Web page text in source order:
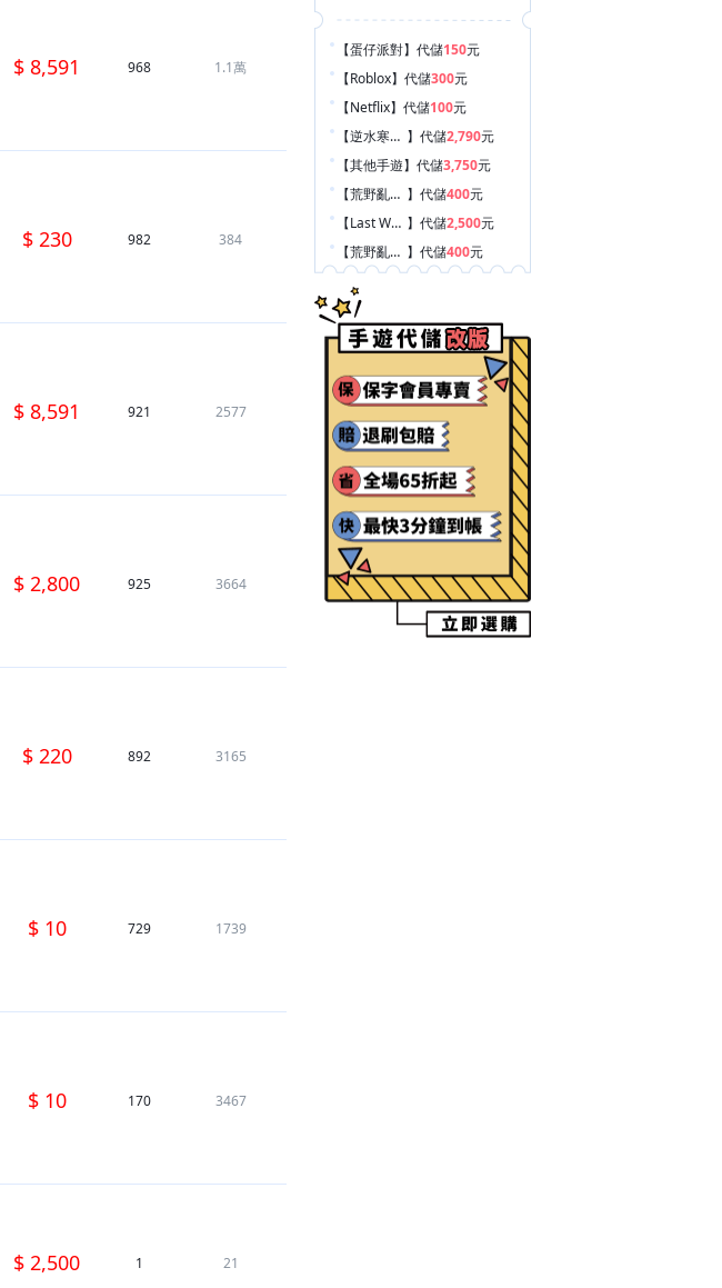
$ 8,591 968 1.1萬
$ 230 982 384
$ 8,591 921 2577
$ 2,800 925 3664
$ 220 892 3165
$ 10 729 1739
$ 10 170 3467
$ 2,500 1 21
【蛋仔派對】 代儲150元
【Roblox】 代儲300元
【Netflix】 代儲100元
【逆水寒手遊 】 代儲2,790元
【其他手遊】 代儲3,750元
【荒野亂鬥 Brawl Stars 】 代儲400元
【Last War:Survival Game 】 代儲2,500元
【荒野亂鬥 Brawl Stars 】 代儲400元
【絕區零
【絕區零】代儲880元
【荒野亂鬥 Brawl Stars 】代儲490 元
【三角洲行動 】代儲580
【逆水寒手遊 】代儲5,640
【Roblox】代儲575元
【逆水寒手遊 】代儲940元
【Clove】代儲65元
【Roblox】代儲750元
【快手】代儲1,590元
【三國：謀定天下 】代儲5,690元